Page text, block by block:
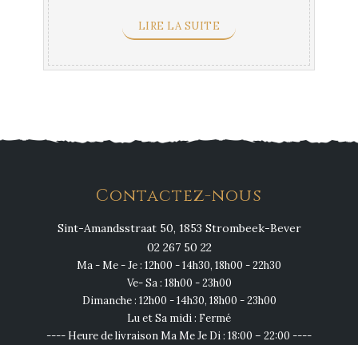
LIRE LA SUITE
Contactez-nous
Sint-Amandsstraat 50, 1853 Strombeek-Bever
02 267 50 22
Ma - Me - Je : 12h00 - 14h30, 18h00 - 22h30
Ve- Sa : 18h00 - 23h00
Dimanche : 12h00 - 14h30, 18h00 - 23h00
Lu et Sa midi : Fermé
---- Heure de livraison Ma Me Je Di : 18:00 – 22:00 ----